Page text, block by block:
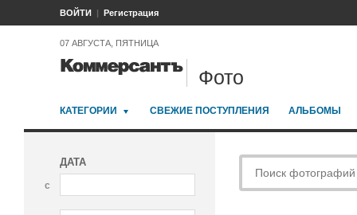
ВОЙТИ Регистрация
07 АВГУСТА, ПЯТНИЦА
Фото
КАТЕГОРИИ СВЕЖИЕ ПОСТУПЛЕНИЯ АЛЬБОМЫ
ДАТА
с